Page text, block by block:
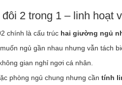
2 trong 1 – linh hoạt
chính là cấu trúc hai giường ngủ
muốn ngủ gần nhau nhưng vẫn tách
gian nghỉ ngơi cá nhân.
phòng ngủ chung nhưng cần tính